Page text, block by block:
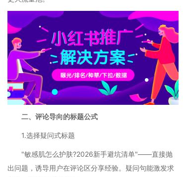
二、评论导向的标题公式
1.选择疑问式标题
"敏感肌怎么护肤?2026新手避坑清单"——直接抛
出问题，诱导用户在评论区分享经验。疑问句能激发求